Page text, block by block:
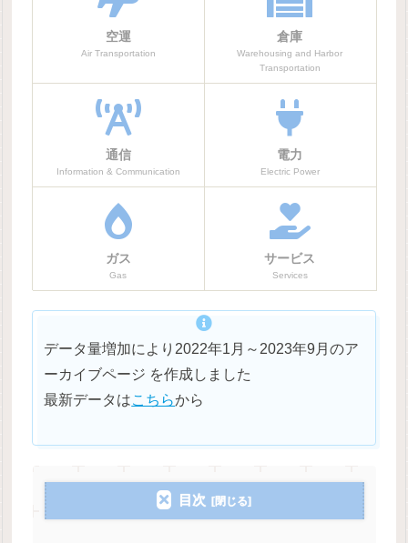
空運
Air Transportation
倉庫
Warehousing and Harbor
Transportation
通信
Information & Communication
電力
Electric Power
ガス
Gas
サービス
Services
データ量増加により2022年1月～2023年9月のア
ーカイブページ を作成しました
最新データはこちらから
目次